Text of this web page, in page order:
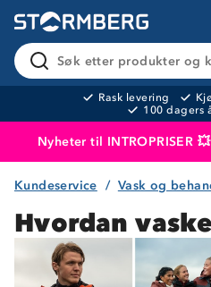
Søk etter produkter og
Rask levering
100 dagers
Nyheter til INTROPRISER
Produktet er lagt i
Kundeservice Vask og
Hvordan